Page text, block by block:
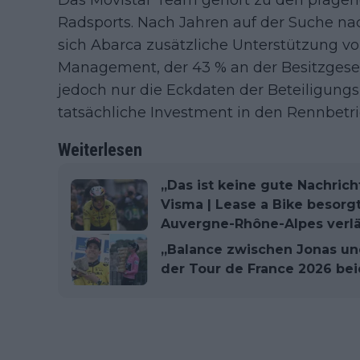
Radsports. Nach Jahren auf der Suche
sich Abarca zusätzliche Unterstützung
Management, der 43 % an der
jedoch nur die Eckdaten der
tatsächliche Investment in den
Weiterlesen
„Das ist keine gute
Visma | Lease a Bike
Auvergne-Rhône-Alpes
„Balance zwischen Jonas
der Tour de France 2026